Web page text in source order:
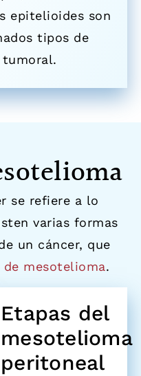
epitelioides son
tipos de
se refiere a lo
varias formas
un cáncer, que
mesotelioma.
Etapas del
mesotelioma
peritoneal